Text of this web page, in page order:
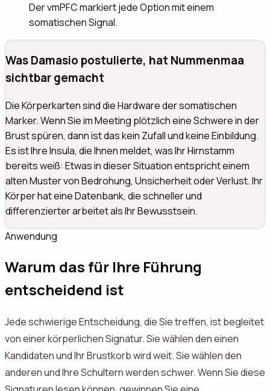
Der vmPFC markiert jede Option mit einem
somatischen Signal.
Was Damasio postulierte, hat Nummenmaa
sichtbar gemacht
Die Körperkarten sind die Hardware der somatischen
Marker. Wenn Sie im Meeting plötzlich eine Schwere in der
Brust spüren, dann ist das kein Zufall und keine Einbildung.
Es ist Ihre Insula, die Ihnen meldet, was Ihr Hirnstamm
bereits weiß: Etwas in dieser Situation entspricht einem
alten Muster von Bedrohung, Unsicherheit oder Verlust. Ihr
Körper hat eine Datenbank, die schneller und
differenzierter arbeitet als Ihr Bewusstsein.
Anwendung
Warum das für Ihre Führung
entscheidend ist
Jede schwierige Entscheidung, die Sie treffen, ist begleitet
von einer körperlichen Signatur. Sie wählen den einen
Kandidaten und Ihr Brustkorb wird weit. Sie wählen den
anderen und Ihre Schultern werden schwer. Wenn Sie diese